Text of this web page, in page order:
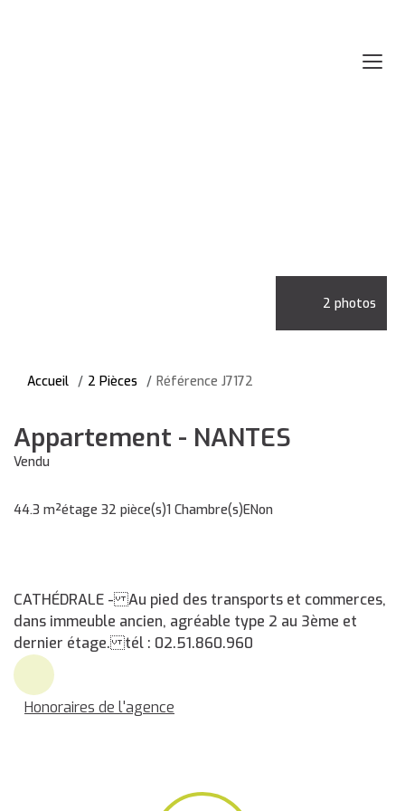
2 photos
Accueil 2 Pièces Référence J7172
Appartement - NANTES
Vendu
44.3 m²étage 32 pièce(s)1 Chambre(s)ENon
CATHÉDRALE - Au pied des transports et commerces,
dans immeuble ancien, agréable type 2 au 3ème et
dernier étage. tél : 02.51.860.960
Honoraires de l'agence